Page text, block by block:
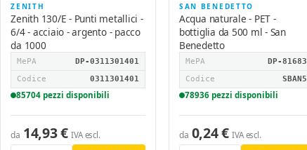
ZENITH
Zenith 130/E - Punti metallici -
6/4 - acciaio - argento - pacco
da 1000
MePA
DP-0311301401
Codice
0311301401
85704 pezzi disponibili
da 14,93 €IVA escl.
SAN BENEDETTO
Acqua naturale - PET -
bottiglia da 500 ml - San
Benedetto
MePA
DP-81683
Codice
SBAN5
78936 pezzi disponibili
da 0,24 €IVA escl.